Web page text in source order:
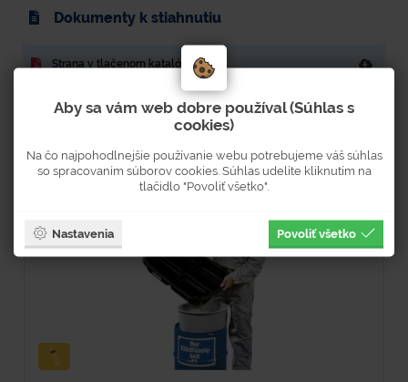
Dokumenty k stiahnutiu
Strana v tlačenom katalógu: 156
Súvisiaci tovar
Aby sa vám web dobre používal (Súhlas s
cookies)
Na čo najpohodlnejšie používanie webu potrebujeme váš súhlas
so spracovaním súborov cookies. Súhlas udelíte kliknutím na
tlačidlo "Povoliť všetko".
Nastavenia Povoliť všetko